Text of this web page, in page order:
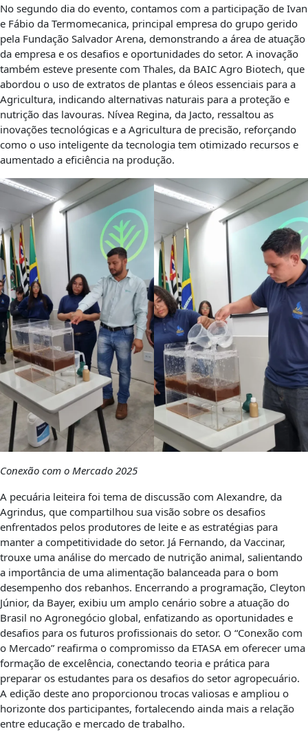
No segundo dia do evento, contamos com a participação de Ivan
e Fábio da Termomecanica, principal empresa do grupo gerido
pela Fundação Salvador Arena, demonstrando a área de atuação
da empresa e os desafios e oportunidades do setor. A inovação
também esteve presente com Thales, da BAIC Agro Biotech, que
abordou o uso de extratos de plantas e óleos essenciais para a
Agricultura, indicando alternativas naturais para a proteção e
nutrição das lavouras. Nívea Regina, da Jacto, ressaltou as
inovações tecnológicas e a Agricultura de precisão, reforçando
como o uso inteligente da tecnologia tem otimizado recursos e
aumentado a eficiência na produção.
Conexão com o Mercado 2025
A pecuária leiteira foi tema de discussão com Alexandre, da
Agrindus, que compartilhou sua visão sobre os desafios
enfrentados pelos produtores de leite e as estratégias para
manter a competitividade do setor. Já Fernando, da Vaccinar,
trouxe uma análise do mercado de nutrição animal, salientando
a importância de uma alimentação balanceada para o bom
desempenho dos rebanhos. Encerrando a programação, Cleyton
Júnior, da Bayer, exibiu um amplo cenário sobre a atuação do
Brasil no Agronegócio global, enfatizando as oportunidades e
desafios para os futuros profissionais do setor. O “Conexão com
o Mercado” reafirma o compromisso da ETASA em oferecer uma
formação de excelência, conectando teoria e prática para
preparar os estudantes para os desafios do setor agropecuário.
A edição deste ano proporcionou trocas valiosas e ampliou o
horizonte dos participantes, fortalecendo ainda mais a relação
entre educação e mercado de trabalho.